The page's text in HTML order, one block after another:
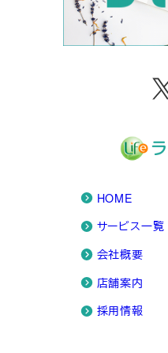
X
HOME
サービス一覧
会社概要
店舗案内
採用情報